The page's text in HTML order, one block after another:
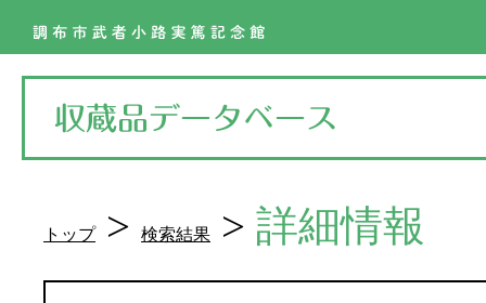
トップ> 検索結果 > 詳細情報